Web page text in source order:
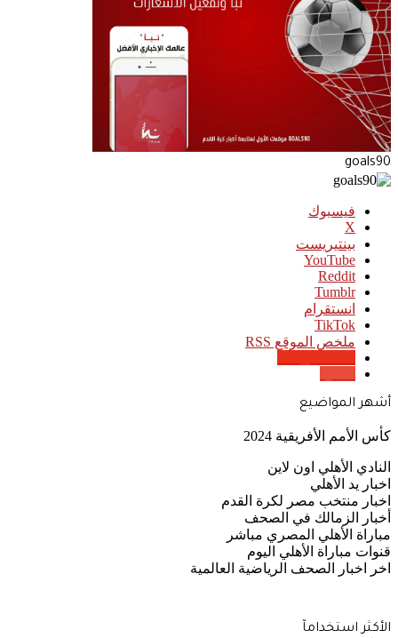
goals90
فيسبوك
‫X
بينتيريست
‫YouTube
انستقرام
‫TikTok
ملخص الموقع RSS
أشهر المواضيع
كأس الأمم الأفريقية 2024
النادي الأهلي اون لاين
اخبار يد الأهلي
اخبار منتخب مصر لكرة القدم
أخبار الزمالك في الصحف
مباراة الأهلي المصري مباشر
قنوات مباراة الأهلي اليوم
اخر اخبار الصحف الرياضية العالمية
الأكثر استخدامآ